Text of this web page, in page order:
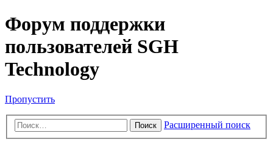
Форум поддержки
пользователей SGH
Technology
Пропустить
Поиск Расширенный поиск